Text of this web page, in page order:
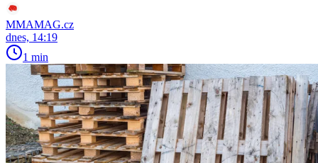
MMAMAG.cz
dnes, 14:19
1 min